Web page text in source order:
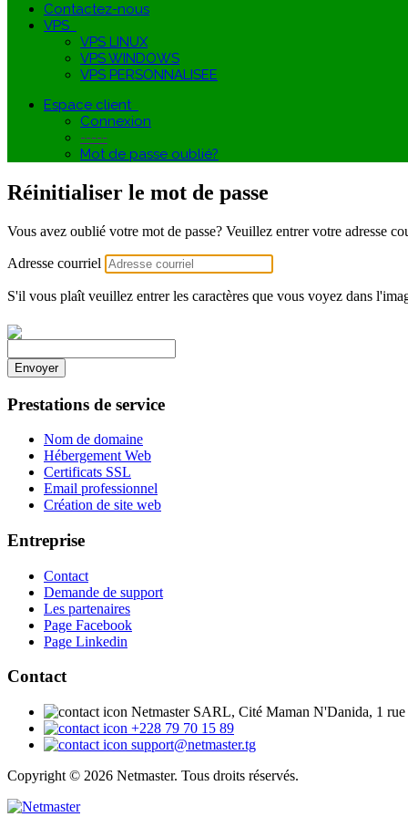
Contactez-nous
VPS
VPS LINUX
VPS WINDOWS
VPS PERSONNALISEE
Espace client
Connexion
-----
Mot de passe oublié?
Réinitialiser le mot de passe
Vous avez oublié votre mot de passe? Veuillez entrer votre adresse
Adresse courriel
S'il vous plaît veuillez entrer les caractères que vous voyez dans
Envoyer
Prestations de service
Nom de domaine
Hébergement Web
Certificats SSL
Email professionnel
Création de site web
Entreprise
Contact
Demande de support
Les partenaires
Page Facebook
Page Linkedin
Contact
Netmaster SARL, Cité Maman N'Danida, 1
+228 79 70 15 89
support@netmaster.tg
Copyright © 2026 Netmaster. Tous droits réservés.